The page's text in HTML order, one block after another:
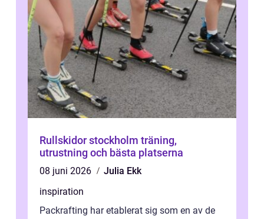
Rullskidor stockholm träning,
utrustning och bästa platserna
08 juni 2026
Julia Ekk
inspiration
Packrafting har etablerat sig som en av de